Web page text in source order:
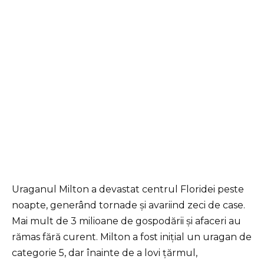
Uraganul Milton a devastat centrul Floridei peste
noapte, generând tornade și avariind zeci de case.
Mai mult de 3 milioane de gospodării și afaceri au
rămas fără curent. Milton a fost inițial un uragan de
categorie 5, dar înainte de a lovi țărmul,